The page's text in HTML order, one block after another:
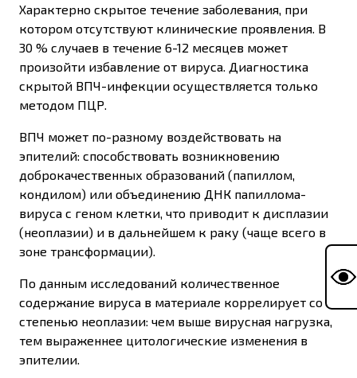
Характерно скрытое течение заболевания, при
котором отсутствуют клинические проявления. В
30 % случаев в течение 6-12 месяцев может
произойти избавление от вируса. Диагностика
скрытой ВПЧ-инфекции осуществляется только
методом ПЦР.
ВПЧ может по-разному воздействовать на
эпителий: способствовать возникновению
доброкачественных образований (папиллом,
кондилом) или объединению ДНК папиллома-
вируса с геном клетки, что приводит к дисплазии
(неоплазии) и в дальнейшем к раку (чаще всего в
зоне трансформации).
По данным исследований количественное
содержание вируса в материале коррелирует со
степенью неоплазии: чем выше вирусная нагрузка,
тем выраженнее цитологические изменения в
эпителии.